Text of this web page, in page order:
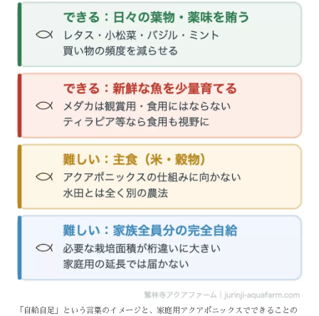
「自給自足」という言葉のイメージと、家庭用アクアポニックスでできることの